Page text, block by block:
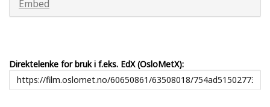
Embed
Direktelenke for bruk i f.eks. EdX (OsloMetX):